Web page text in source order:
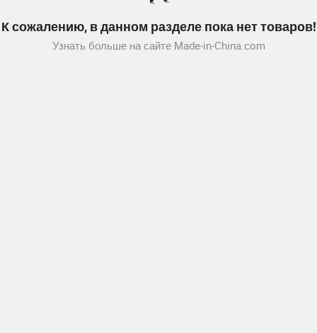
К сожалению, в данном разделе пока нет товаров!
Узнать больше на сайте Made-in-China.com